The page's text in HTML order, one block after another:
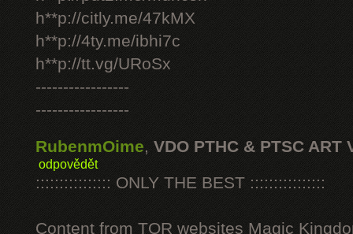
h**p://citly.me/47kMX
h**p://4ty.me/ibhi7c
h**p://tt.vg/URoSx
-----------------
-----------------
RubenmOime, VDO PTHC & PTSC ART
odpovědět
:::::::::::::::: ONLY THE BEST ::::::::::::::::
Content from TOR websites Magic